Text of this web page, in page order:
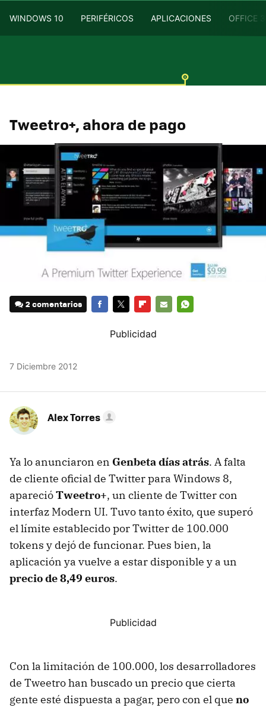
WINDOWS 10 PERIFÉRICOS APLICACIONES OFFICE
Tweetro+, ahora de pago
2 comentarios
MAIL
7 Diciembre 2012
Alex Torres
Ya lo anunciaron en Genbeta días atrás. A falta
de cliente oficial de Twitter para Windows 8,
aparecióTweetro+, un cliente de Twitter con
interfaz Modern UI. Tuvo tanto éxito, que superó
el límite establecido por Twitter de 100.000
tokens y dejó de funcionar. Pues bien, la
aplicación ya vuelve a estar disponible y a un
precio de 8,49 euros.
Con la limitación de 100.000, los desarrolladores
de Tweetro han buscado un precio que cierta
gente esté dispuesta a pagar, pero con el que no